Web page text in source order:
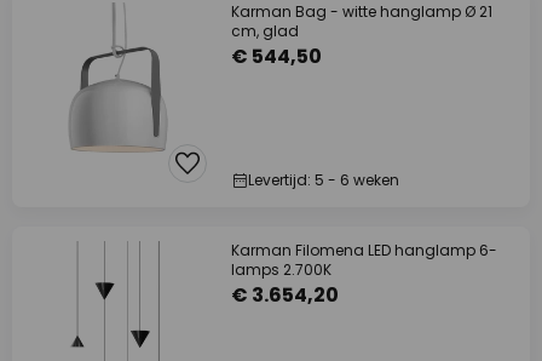
Karman Bag - witte hanglamp Ø 21
cm, glad
€ 544,50
Levertijd: 5 - 6 weken
Karman Filomena LED hanglamp 6-
lamps 2.700K
€ 3.654,20